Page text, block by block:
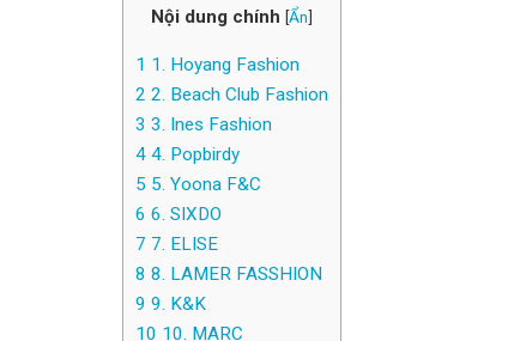
Nội dung chính [Ẩn]
1 1. Hoyang Fashion
2 2. Beach Club Fashion
3 3. Ines Fashion
4 4. Popbirdy
5 5. Yoona F&C
6 6. SIXDO
7 7. ELISE
8 8. LAMER FASSHION
9 9. K&K
10 10. MARC